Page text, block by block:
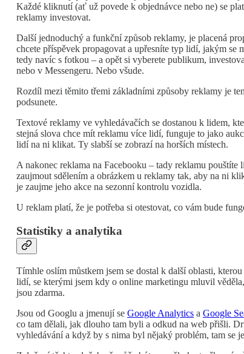
Každé kliknutí (ať už povede k objednávce nebo ne) se
reklamy investovat.
Další jednoduchý a funkční způsob reklamy, je placená
chcete příspěvek propagovat a upřesníte typ lidí, jakým se
tedy navíc s fotkou – a opět si vyberete publikum,
nebo v Messengeru. Nebo všude.
Rozdíl mezi těmito třemi základními způsoby reklamy je
podsunete.
Textové reklamy ve vyhledávačích se dostanou k lidem,
stejná slova chce mít reklamu více lidí, funguje to jako
lidí na ni klikat. Ty slabší se zobrazí na horších místech.
A nakonec reklama na Facebooku – tady reklamu
zaujmout sdělením a obrázkem u reklamy tak, aby na ni
je zaujme jeho akce na sezonní kontrolu vozidla.
U reklam platí, že je potřeba si otestovat, co vám bude
Statistiky a analytika
Tímhle oslím můstkem jsem se dostal k další oblasti,
lidí, se kterými jsem kdy o online marketingu mluvil
jsou zdarma.
Jsou od Googlu a jmenují se Google Analytics a Google
co tam dělali, jak dlouho tam byli a odkud na web přišli.
vyhledávání a když by s nima byl nějaký problém, tam se